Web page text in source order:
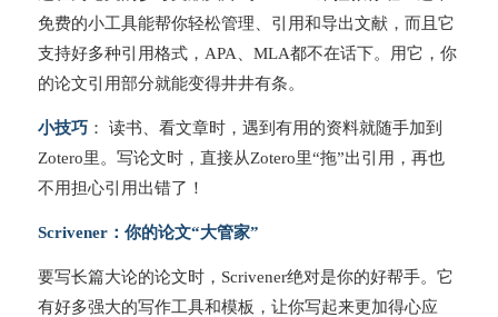
免费的小工具能帮你轻松管理、引用和导出文献，而且它
支持好多种引用格式，APA、MLA都不在话下。用它，你
的论文引用部分就能变得井井有条。
小技巧： 读书、看文章时，遇到有用的资料就随手加到
Zotero里。写论文时，直接从Zotero里“拖”出引用，再也
不用担心引用出错了！
Scrivener：你的论文“大管家”
要写长篇大论的论文时，Scrivener绝对是你的好帮手。它
有好多强大的写作工具和模板，让你写起来更加得心应